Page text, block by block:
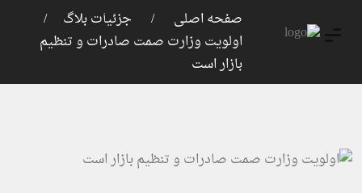
ورود ثبت نام صفحه اصلی
جزئیات بلاگ
اولویت وزارت صمت صادرات و تنظیم
بازار است